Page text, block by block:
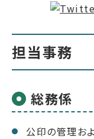
担当事務
総務係
公印の管理お